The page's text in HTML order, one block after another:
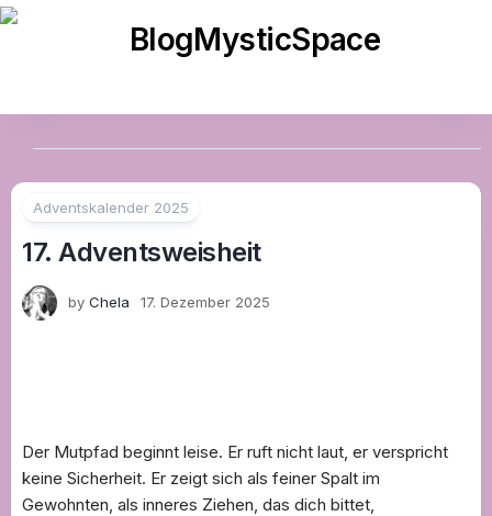
Skip
Adventskalender 2025
17. Adventsweisheit
by Chela 17. Dezember 2025
Der Mutpfad beginnt leise. Er ruft nicht laut, er verspricht
keine Sicherheit. Er zeigt sich als feiner Spalt im
Gewohnten, als inneres Ziehen, das dich bittet,